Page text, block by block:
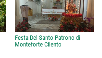
Festa Del Santo Patrono di
Monteforte Cilento